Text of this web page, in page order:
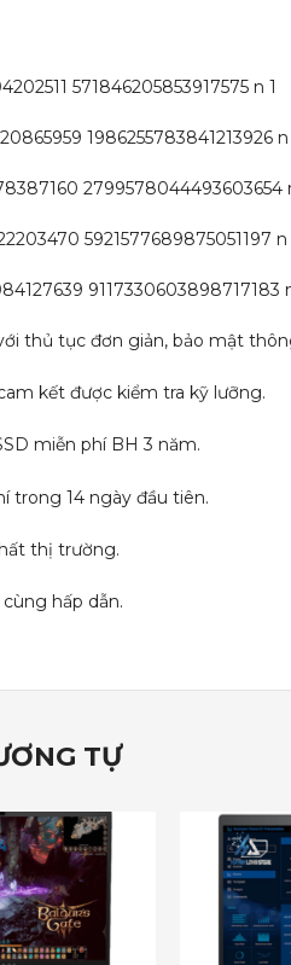
thủ tục đơn giản, bảo mật
kết được kiểm tra kỹ lưỡng.
miễn phí BH 3 năm.
trong 14 ngày đầu tiên.
thị trường.
hấp dẫn.
TỰ